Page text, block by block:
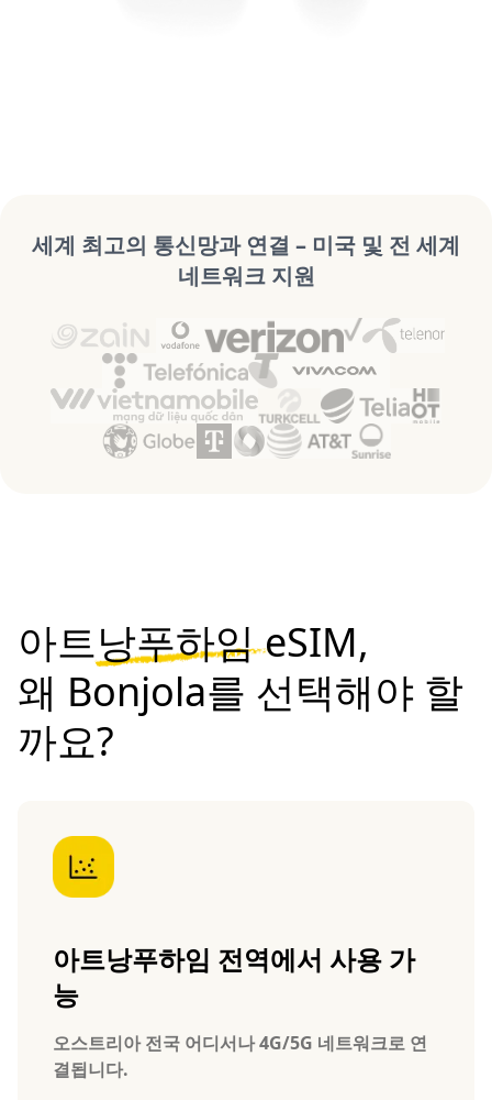
세계 최고의 통신망과 연결 – 미국 및 전 세계
네트워크 지원
아트낭푸하임 eSIM,
왜 Bonjola를 선택해야 할
까요?
아트낭푸하임 전역에서 사용 가
능
오스트리아 전국 어디서나 4G/5G 네트워크로 연
결됩니다.